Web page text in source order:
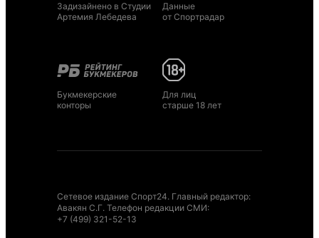
Задизайнено в Студии
Артемия Лебедева
Данные
от Спортрадар
Букмекерские
конторы
Для лиц
старше 18 лет
Сетевое издание Спорт24. Главный редактор:
Авакян С.Г. Телефон редакции СМИ:
+7 (499) 321-52-13